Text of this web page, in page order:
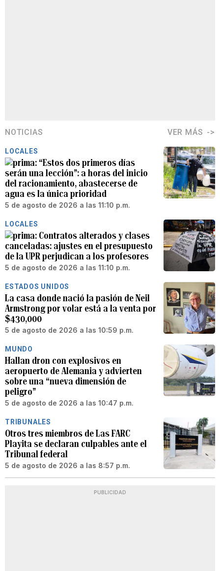
NOTICIAS VER MÁS
LOCALES
“Estos dos primeros días
serán una lección”: a horas del inicio
del racionamiento, abastecerse de
agua es la única prioridad
5 de agosto de 2026 a las 11:10 p.m.
LOCALES
Contratos alterados y clases
canceladas: ajustes en el presupuesto
de la UPR perjudican a los profesores
5 de agosto de 2026 a las 11:10 p.m.
ESTADOS UNIDOS
La casa donde nació la pasión de Neil
Armstrong por volar está a la venta por
$430,000
5 de agosto de 2026 a las 10:59 p.m.
MUNDO
Hallan dron con explosivos en
aeropuerto de Alemania y advierten
sobre una “nueva dimensión de
peligro”
5 de agosto de 2026 a las 10:47 p.m.
TRIBUNALES
Otros tres miembros de Las FARC
Playita se declaran culpables ante el
Tribunal federal
5 de agosto de 2026 a las 8:57 p.m.
PUBLICIDAD